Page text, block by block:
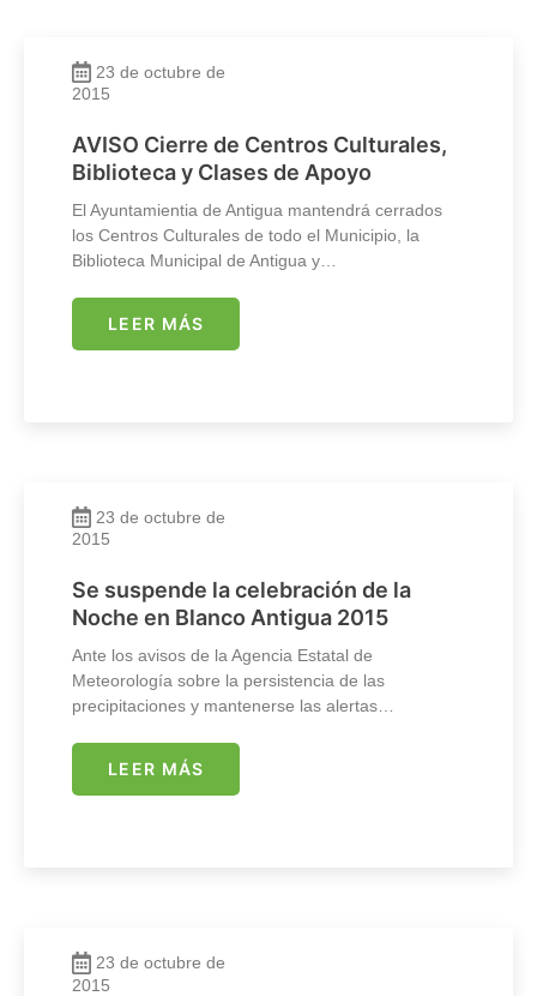
23 de octubre de
2015
AVISO Cierre de Centros Culturales,
Biblioteca y Clases de Apoyo
El Ayuntamientia de Antigua mantendrá cerrados
los Centros Culturales de todo el Municipio, la
Biblioteca Municipal de Antigua y…
LEER MÁS
23 de octubre de
2015
Se suspende la celebración de la
Noche en Blanco Antigua 2015
Ante los avisos de la Agencia Estatal de
Meteorología sobre la persistencia de las
precipitaciones y mantenerse las alertas…
LEER MÁS
23 de octubre de
2015